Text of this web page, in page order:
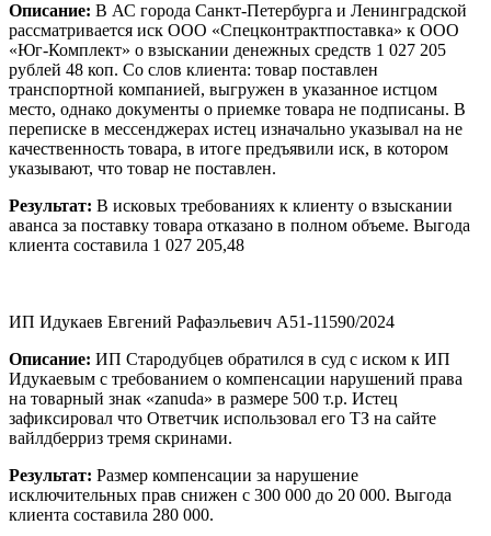
Описание: В АС города Санкт-Петербурга и Ленинградской
рассматривается иск ООО «Спецконтрактпоставка» к ООО
«Юг-Комплект» о взыскании денежных средств 1 027 205
рублей 48 коп. Со слов клиента: товар поставлен
транспортной компанией, выгружен в указанное истцом
место, однако документы о приемке товара не подписаны. В
переписке в мессенджерах истец изначально указывал на не
качественность товара, в итоге предъявили иск, в котором
указывают, что товар не поставлен.
Результат: В исковых требованиях к клиенту о взыскании
аванса за поставку товара отказано в полном объеме. Выгода
клиента составила 1 027 205,48
ИП Идукаев Евгений Рафаэльевич А51-11590/2024
Описание: ИП Стародубцев обратился в суд с иском к ИП
Идукаевым с требованием о компенсации нарушений права
на товарный знак «zanuda» в размере 500 т.р. Истец
зафиксировал что Ответчик использовал его ТЗ на сайте
вайлдберриз тремя скринами.
Результат: Размер компенсации за нарушение
исключительных прав снижен с 300 000 до 20 000. Выгода
клиента составила 280 000.